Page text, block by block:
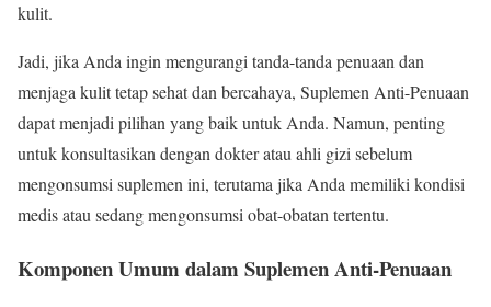
kulit.
Jadi, jika Anda ingin mengurangi tanda-tanda penuaan dan
menjaga kulit tetap sehat dan bercahaya, Suplemen Anti-Penuaan
dapat menjadi pilihan yang baik untuk Anda. Namun, penting
untuk konsultasikan dengan dokter atau ahli gizi sebelum
mengonsumsi suplemen ini, terutama jika Anda memiliki kondisi
medis atau sedang mengonsumsi obat-obatan tertentu.
Komponen Umum dalam Suplemen Anti-Penuaan